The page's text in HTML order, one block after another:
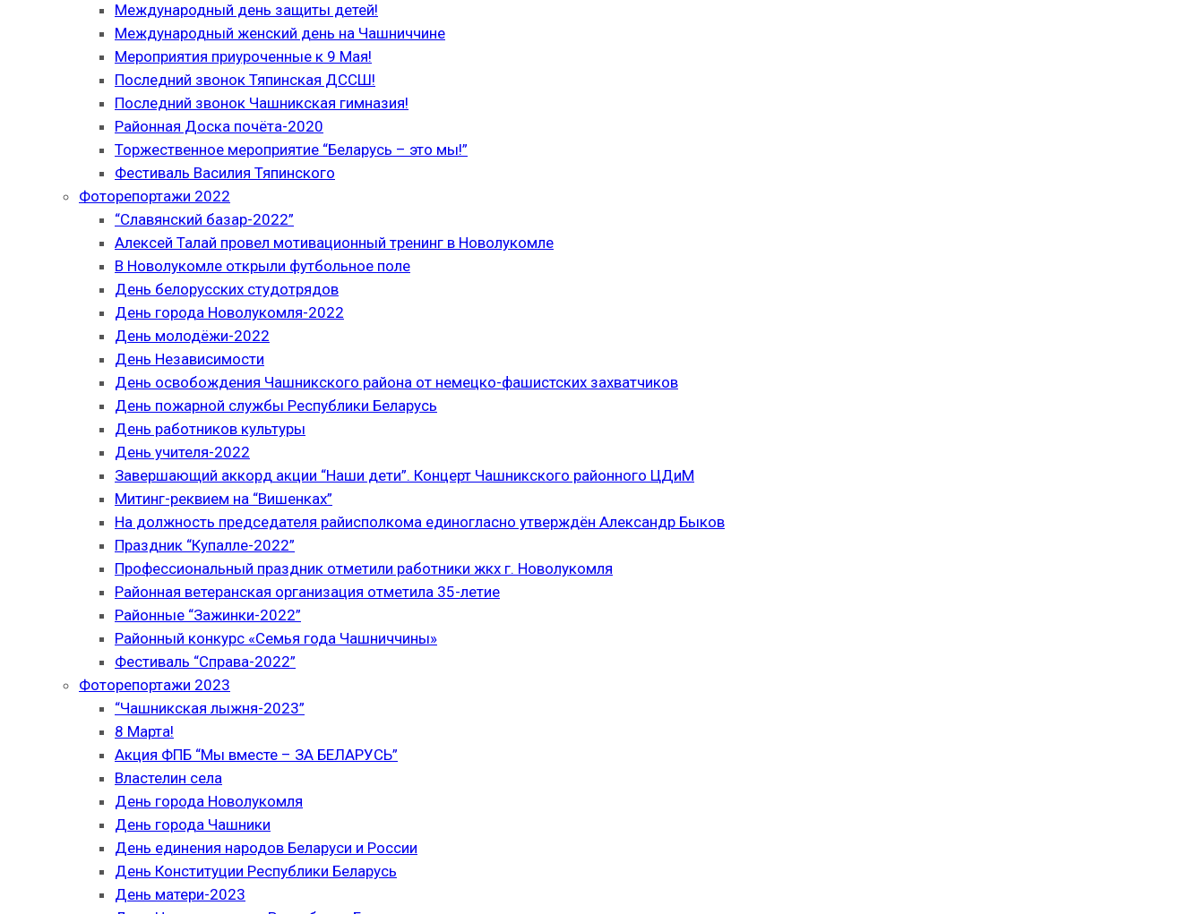
Международный день защиты детей!
Международный женский день на Чашниччине
Мероприятия приуроченные к 9 Мая!
Последний звонок Тяпинская ДССШ!
Последний звонок Чашникская гимназия!
Районная Доска почёта-2020
Торжественное мероприятие “Беларусь – это мы!”
Фестиваль Василия Тяпинского
Фоторепортажи 2022
“Славянский базар-2022”
Алексей Талай провел мотивационный тренинг в Новолукомле
В Новолукомле открыли футбольное поле
День белорусских студотрядов
День города Новолукомля-2022
День молодёжи-2022
День Независимости
День освобождения Чашникского района от немецко-фашистских захватчиков
День пожарной службы Республики Беларусь
День работников культуры
День учителя-2022
Завершающий аккорд акции “Наши дети”. Концерт Чашникского районного ЦДиМ
Митинг-реквием на “Вишенках”
На должность председателя райисполкома единогласно утверждён Александр Быков
Праздник “Купалле-2022”
Профессиональный праздник отметили работники жкх г. Новолукомля
Районная ветеранская организация отметила 35-летие
Районные “Зажинки-2022”
Районный конкурс «Семья года Чашниччины»
Фестиваль “Справа-2022”
Фоторепортажи 2023
“Чашникская лыжня-2023”
8 Марта!
Акция ФПБ “Мы вместе – ЗА БЕЛАРУСЬ”
Властелин села
День города Новолукомля
День города Чашники
День единения народов Беларуси и России
День Конституции Республики Беларусь
День матери-2023